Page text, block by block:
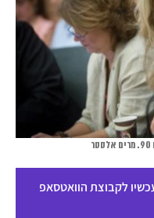
לקבוצת הוואטסאפ